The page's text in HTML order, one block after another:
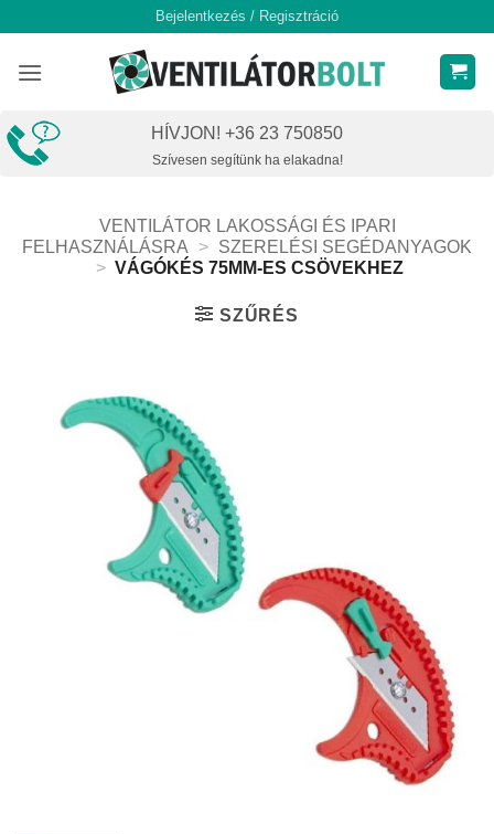
content
Bejelentkezés / Regisztráció
HÍVJON! +36 23 750850
Szívesen segítünk ha elakadna!
VENTILÁTOR LAKOSSÁGI ÉS IPARI
FELHASZNÁLÁSRA
> SZERELÉSI SEGÉDANYAGOK
> VÁGÓKÉS 75MM-ES CSÖVEKHEZ
SZŰRÉS